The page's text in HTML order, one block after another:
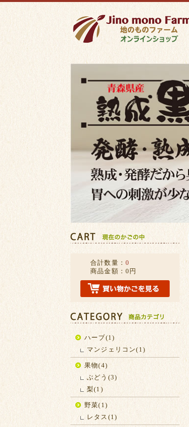
合計数量： 0
商品金額： 0円
ハーブ(1)
マンジェリコン(1)
果物(4)
ぶどう(3)
梨(1)
野菜(1)
レタス(1)